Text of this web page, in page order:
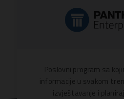
Poslovni program sa
informacije u svakom
izvještavanje i